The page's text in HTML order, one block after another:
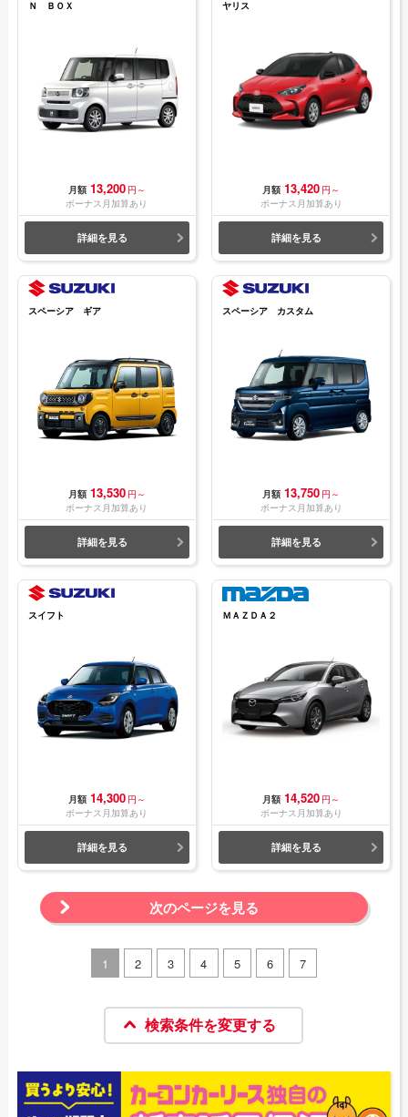
Ｎ ＢＯＸ
月額 13,200 円～
ボーナス月加算あり
詳細を見る
ヤリス
月額 13,420 円～
ボーナス月加算あり
詳細を見る
スペーシア ギア
月額 13,530 円～
ボーナス月加算あり
詳細を見る
スペーシア カスタム
月額 13,750 円～
ボーナス月加算あり
詳細を見る
スイフト
月額 14,300 円～
ボーナス月加算あり
詳細を見る
ＭＡＺＤＡ２
月額 14,520 円～
ボーナス月加算あり
詳細を見る
次のページを見る
1 2 3 4 5 6 7
検索条件を変更する